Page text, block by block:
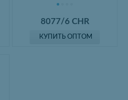
8077/6 CHR
КУПИТЬ ОПТОМ